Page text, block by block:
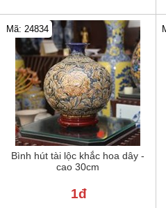
Bình hút tài lộc khắc hoa dây -
cao 30cm
Mã: 24834
1đ